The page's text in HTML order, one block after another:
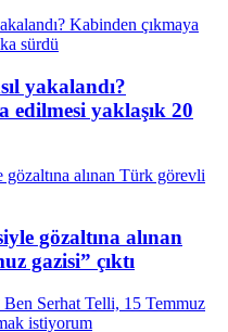
yakalandı?
edilmesi yaklaşık 20
gözaltına alınan
gazisi” çıktı